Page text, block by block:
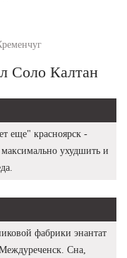
Соло Калтан
еще" красноярск -
ухудшить и
фабрики энантат
Сна,